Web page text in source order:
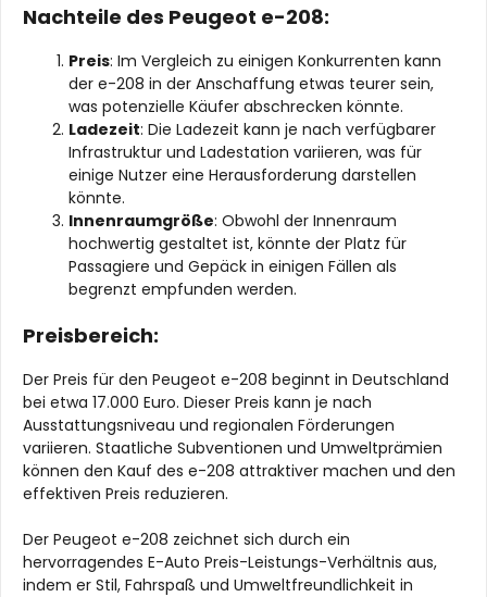
Nachteile des Peugeot e-208:
Preis: Im Vergleich zu einigen Konkurrenten kann
der e-208 in der Anschaffung etwas teurer sein,
was potenzielle Käufer abschrecken könnte.
Ladezeit: Die Ladezeit kann je nach verfügbarer
Infrastruktur und Ladestation variieren, was für
einige Nutzer eine Herausforderung darstellen
könnte.
Innenraumgröße: Obwohl der Innenraum
hochwertig gestaltet ist, könnte der Platz für
Passagiere und Gepäck in einigen Fällen als
begrenzt empfunden werden.
Preisbereich:
Der Preis für den Peugeot e-208 beginnt in Deutschland
bei etwa 17.000 Euro. Dieser Preis kann je nach
Ausstattungsniveau und regionalen Förderungen
variieren. Staatliche Subventionen und Umweltprämien
können den Kauf des e-208 attraktiver machen und den
effektiven Preis reduzieren.
Der Peugeot e-208 zeichnet sich durch ein
hervorragendes E-Auto Preis-Leistungs-Verhältnis aus,
indem er Stil, Fahrspaß und Umweltfreundlichkeit in